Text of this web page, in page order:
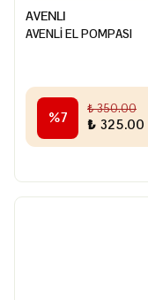
AVENLI
AVENLİ EL POMPASI
%7
₺ 350.00
₺ 325.00